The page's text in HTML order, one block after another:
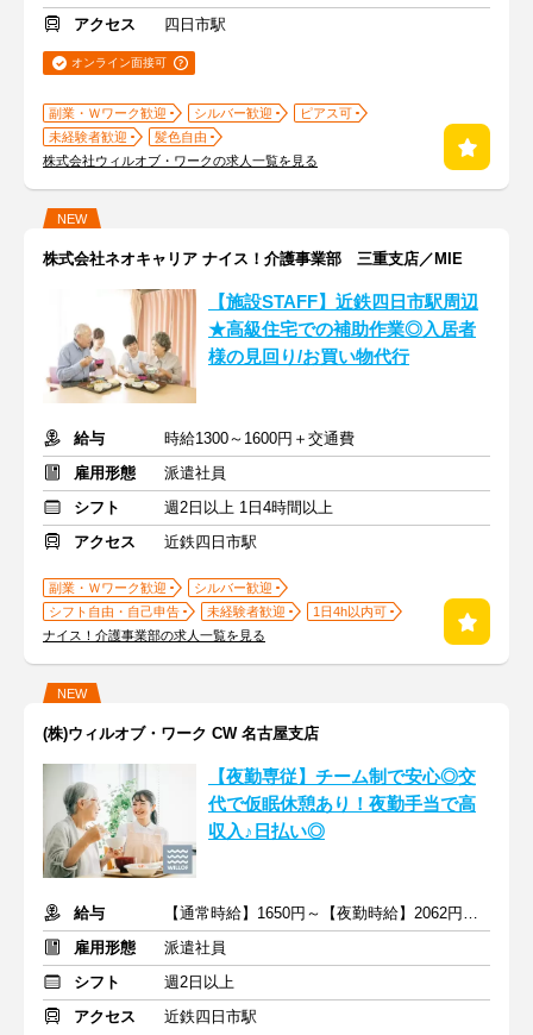
アクセス
四日市駅
オンライン面接可
副業・Ｗワーク歓迎 シルバー歓迎
ピアス可
未経験者歓迎
髪色自由
株式会社ウィルオブ・ワークの求人一覧を見る
NEW
株式会社ネオキャリア ナイス！介護事業部 三重支店／MIE
【施設STAFF】近鉄四日市駅周辺
★高級住宅での補助作業◎入居者
様の見回り/お買い物代行
給与
時給1300～1600円＋交通費
雇用形態
派遣社員
シフト
週2日以上 1日4時間以上
アクセス
近鉄四日市駅
副業・Ｗワーク歓迎
シルバー歓迎
シフト自由・自己申告
未経験者歓迎
1日4h以内可
ナイス！介護事業部の求人一覧を見る
NEW
(株)ウィルオブ・ワーク CW 名古屋支店
【夜勤専従】チーム制で安心◎交
代で仮眠休憩あり！夜勤手当で高
収入♪日払い◎
給与
【通常時給】1650円～【夜勤時給】2062円～ ＋交通費
雇用形態
派遣社員
シフト
週2日以上
アクセス
近鉄四日市駅